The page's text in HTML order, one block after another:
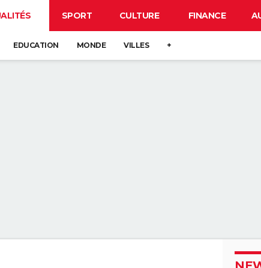
SPORT CULTURE FINANCE
EDUCATION MONDE VILLES +